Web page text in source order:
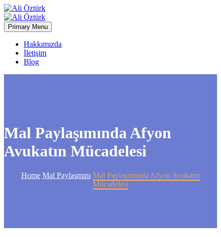
Primary Menu
Hakkımızda
İletişim
Blog
Mal Paylaşımında Afyon
Avukatın Mücadelesi
Home Mal Paylaşmını Mal Paylaşımında Afyon Avukatın
Mücadelesi